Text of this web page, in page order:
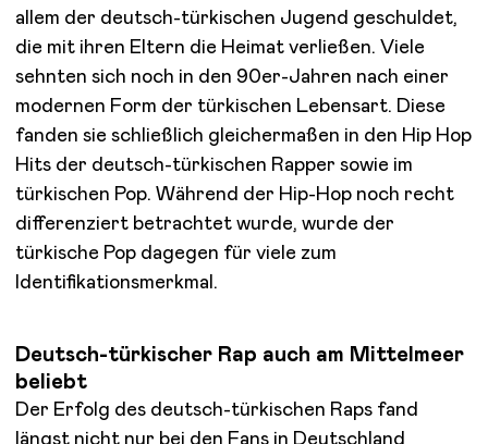
allem der deutsch-türkischen Jugend geschuldet,
die mit ihren Eltern die Heimat verließen. Viele
sehnten sich noch in den 90er-Jahren nach einer
modernen Form der türkischen Lebensart. Diese
fanden sie schließlich gleichermaßen in den Hip Hop
Hits der deutsch-türkischen Rapper sowie im
türkischen Pop. Während der Hip-Hop noch recht
differenziert betrachtet wurde, wurde der
türkische Pop dagegen für viele zum
Identifikationsmerkmal.
Deutsch-türkischer Rap auch am Mittelmeer
beliebt
Der Erfolg des deutsch-türkischen Raps fand
längst nicht nur bei den Fans in Deutschland